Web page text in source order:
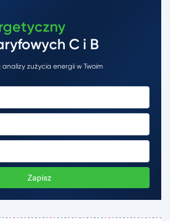
C i B
analizy zużycia energii w Twoim
Zapisz